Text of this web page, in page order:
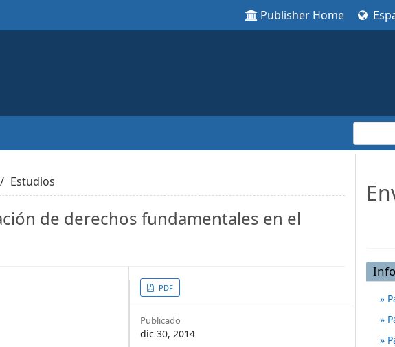
Publisher Home
Estudios
de derechos fundamentales en el
Article
Sidebar
PDF
Publicado
dic 30, 2014